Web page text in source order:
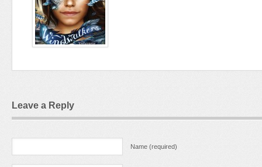
Leave a Reply
Name (required)